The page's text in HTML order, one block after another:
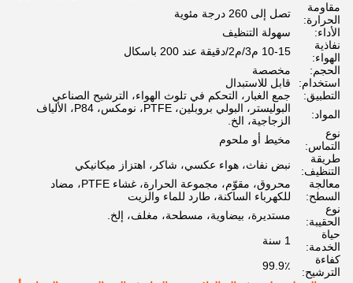
مقاومة
الحرارة:
تصل إلى 260 درجة مئوية
الأداء:
سهولة التنظيف
نفاذية
الهواء:
10-15 م3/م2/دقيقة عند 200 باسكال
الحجم:
مخصصة
استخدام:
قابل للاستبدال
التطبيق:
جمع الغبار، التحكم في تلوث الهواء، الترشيح الصناعي
المواد:
البوليستر، البولي بروبلين، PTFE، نومكس، P84، الألياف
الزجاجية، الخ.
نوع
التماس:
مخيط أو ملحوم
طريقة
التنظيف:
نبض نفاث، هواء عكسي، شاكر، اهتزاز ميكانيكي
معالجة
السطح:
محروق، مقوّم، مجموعة الحرارة، غشاء PTFE، مضاد
للكهرباء الساكنة، طارد للماء والزيت
نوع
الحقيبة:
مستديرة، بيضاوية، مسطحة، مغلف، إلخ.
حياة
الخدمة:
1 سنة
كفاءة
الترشيح:
99.9٪